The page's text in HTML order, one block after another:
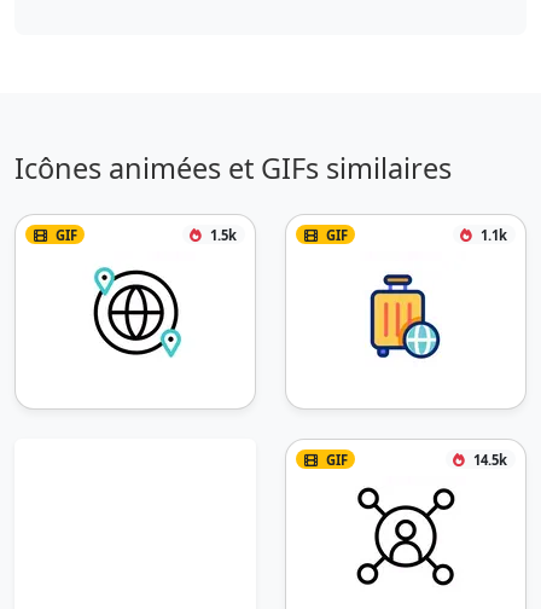
Icônes animées et GIFs similaires
GIF 1.5k GIF 1.1k
GIF 14.5k